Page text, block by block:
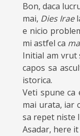
Bon, daca
mai, Dies Irae
e nicio
mi astfel ca
Initial am vrut
capos sa
istorica.
Veti spune ca
mai urata, iar
sa repet niste
Asadar, here it